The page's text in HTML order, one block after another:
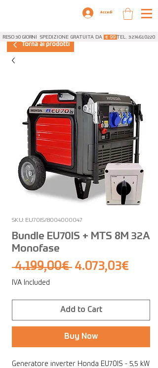
Accedi
RESO 30 GIORNI SPEDIZIONE GRATUITA DA € 99TEL. 3274610220
Torna ai prodotti
SKU: EU70IS/8004000047
Bundle EU70IS + MTS 8M 32A
Monofase
4.199,00€ Regular
4.073,03€
IVA Included
Add to Cart
Buy Now
Generatore inverter Honda EU70IS - 5,5 kW